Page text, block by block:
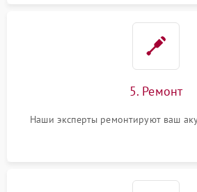
5. Ремонт
Наши эксперты ремонтируют ваш